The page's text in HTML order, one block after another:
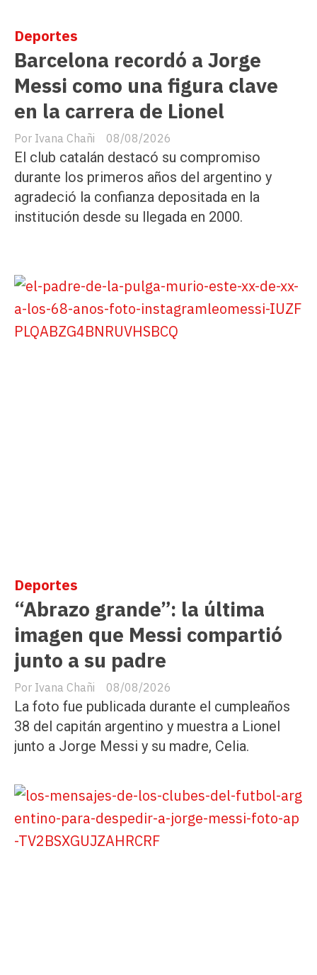
Barcelona recordó a Jorge
Messi como una figura clave
en la carrera de Lionel
Ivana Chañi
Deportes
08/08/2026
El club catalán destacó su compromiso
durante los primeros años del argentino y
agradeció la confianza depositada en la
institución desde su llegada en 2000.
“Abrazo grande”: la última
imagen que Messi compartió
junto a su padre
Ivana Chañi
Deportes
08/08/2026
La foto fue publicada durante el cumpleaños
38 del capitán argentino y muestra a Lionel
junto a Jorge Messi y su madre, Celia.